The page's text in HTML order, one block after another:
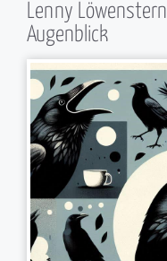
Lenny Löwenstern
Augenblick